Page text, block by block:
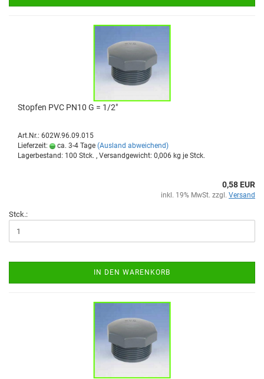
Stop­fen PVC PN10 G = 1/2"
Art.Nr.: 602W.96.09.015
Lieferzeit:
ca. 3-4 Tage (Ausland abweichend)
Lagerbestand: 100 Stck. , Versandgewicht: 0,006 kg je Stck.
0,58 EUR
inkl. 19% MwSt. zzgl. Versand
Stck.:
IN DEN WARENKORB